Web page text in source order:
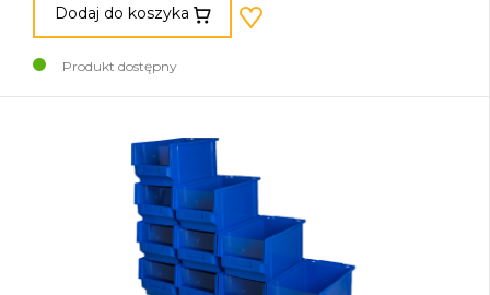
Dodaj do koszyka
Produkt dostępny